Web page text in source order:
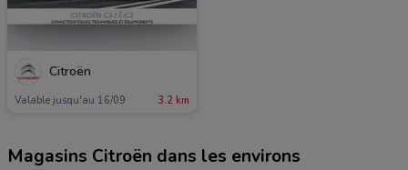
Citroën
Valable jusqu'au 16/09 3.2 km
Magasins Citroën dans les environs